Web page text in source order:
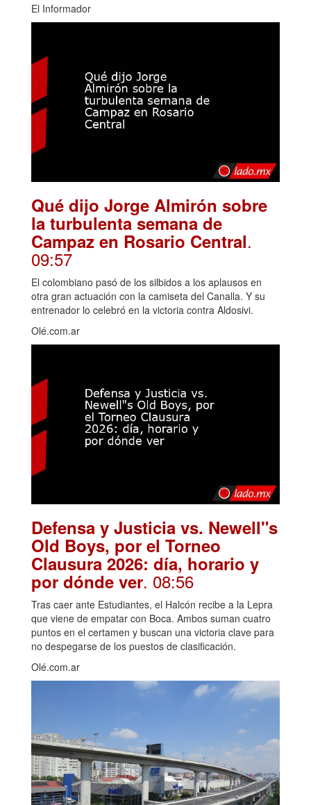
El Informador
Qué dijo Jorge Almirón sobre
la turbulenta semana de
Campaz en Rosario Central.
09:57
El colombiano pasó de los silbidos a los aplausos en
otra gran actuación con la camiseta del Canalla. Y su
entrenador lo celebró en la victoria contra Aldosivi.
Olé.com.ar
Defensa y Justicia vs. Newell"s
Old Boys, por el Torneo
Clausura 2026: día, horario y
por dónde ver. 08:56
Tras caer ante Estudiantes, el Halcón recibe a la Lepra
que viene de empatar con Boca. Ambos suman cuatro
puntos en el certamen y buscan una victoria clave para
no despegarse de los puestos de clasificación.
Olé.com.ar